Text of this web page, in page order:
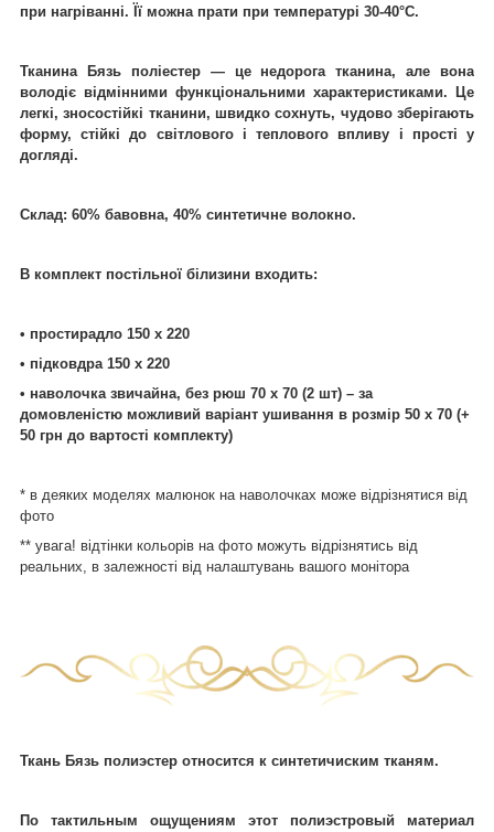
при нагріванні. Її можна прати при температурі 30-40°C.
Тканина Бязь поліестер ― це недорога тканина, але вона
володіє відмінними функціональними характеристиками. Це
легкі, зносостійкі тканини, швидко сохнуть, чудово зберігають
форму, стійкі до світлового і теплового впливу і прості у
догляді.
Склад: 60% бавовна, 40% синтетичне волокно.
В комплект постільної білизини входить:
• простирадло 150 х 220
• підковдра 150 х 220
• наволочка звичайна, без рюш 70 х 70 (2 шт) – за
домовленістю можливий варіант ушивання в розмір 50 х 70 (+
50 грн до вартості комплекту)
* в деяких моделях малюнок на наволочках може відрізнятися від
фото
** увага! відтінки кольорів на фото можуть відрізнятись від
реальних, в залежності від налаштувань вашого монітора
Ткань Бязь полиэстер относится к синтетичиским тканям.
По тактильным ощущениям этот полиэстровый материал